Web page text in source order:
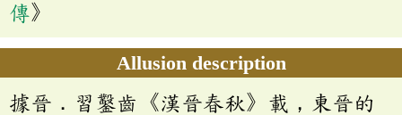
傳》
Allusion description
據晉．習鑿齒《漢晉春秋》載，東晉的